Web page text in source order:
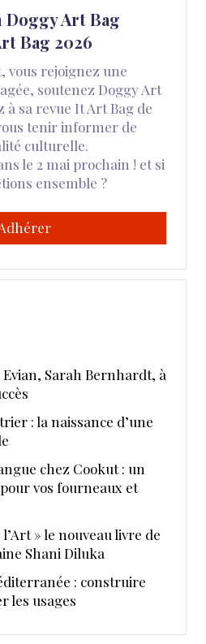
Doggy Art Bag
Bag 2026
vous rejoignez une
soutenez Doggy Art
à sa revue It Art Bag de
tenir informer de
culturelle.
le 2 mai prochain ! et si
ensemble ?
Sarah Bernhardt, à
: la naissance d’une
chez Cookut : un
vos fourneaux et
» le nouveau livre de
Shani Diluka
: construire
les usages